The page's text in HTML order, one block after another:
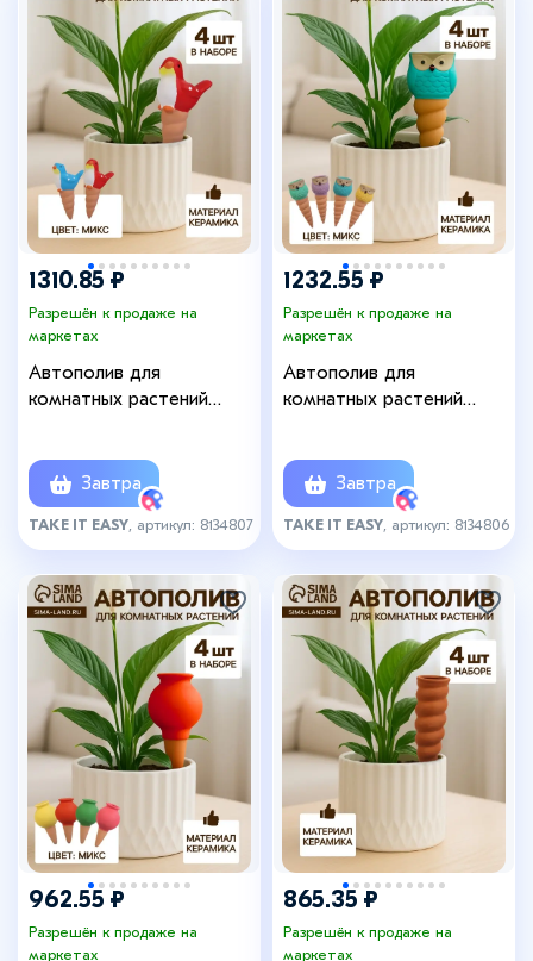
1310.85 ₽
Разрешён к продаже на
маркетах
Автополив для
комнатных растений
МИКСЗавтра
TAKE IT EASY , артикул: 8134807
+11
1232.55 ₽
Разрешён к продаже на
маркетах
Автополив для
комнатных растений
МИКСЗавтра
TAKE IT EASY , артикул: 8134806
962.55 ₽
Разрешён к продаже на
маркетах
+1
865.35 ₽
Разрешён к продаже на
маркетах